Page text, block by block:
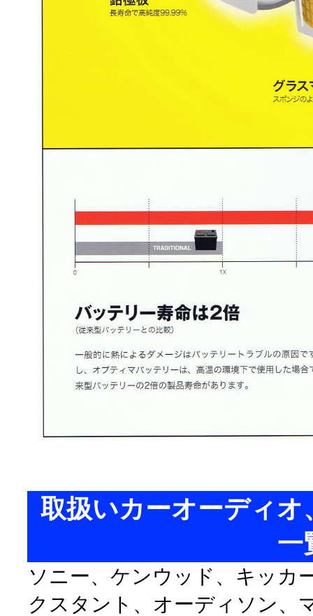
取扱いカーオーディ
一
ソニー、ケンウッド、キッカ
クスタント、オーディソン、